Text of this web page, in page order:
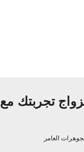
تجربتك مع
العامر